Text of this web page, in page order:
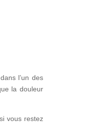
l’un des
la douleur
vous restez